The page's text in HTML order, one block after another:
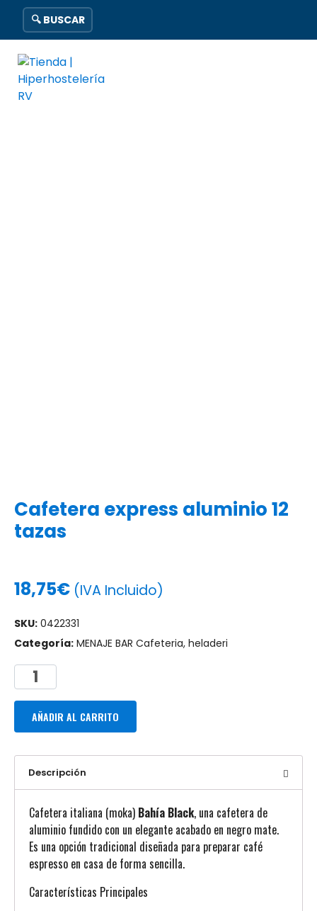
🔍 BUSCAR
Cafetera express aluminio 12
tazas
18,75€ (IVA Incluido)
SKU: 0422331
Categoría: MENAJE BAR Cafeteria, heladeri
AÑADIR AL CARRITO
Descripción
Cafetera italiana (moka) Bahía Black, una cafetera de
aluminio fundido con un elegante acabado en negro mate.
Es una opción tradicional diseñada para preparar café
espresso en casa de forma sencilla.
Características Principales